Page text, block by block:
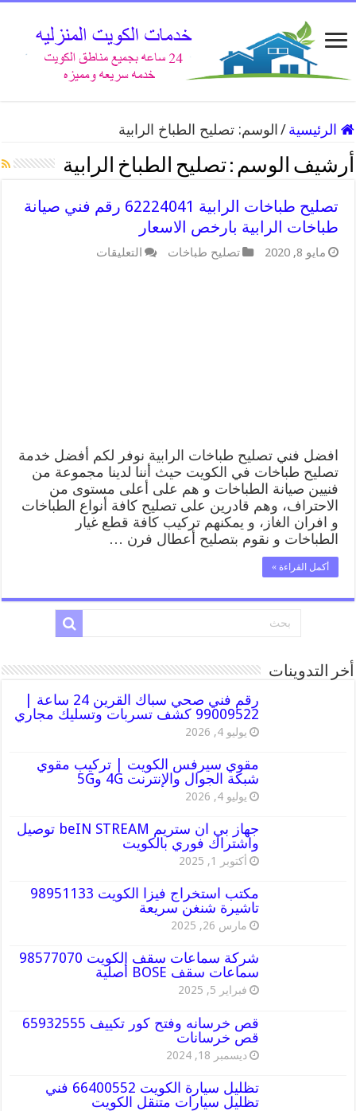
الرئيسية / الوسم:تصليح الطباخ الرابية
أرشيف الوسم :تصليح الطباخ الرابية
تصليح طباخات الرابية 62224041 رقم فني صيانة
طباخات الرابية بارخص الاسعار
مايو 8, 2020 تصليح طباخات التعليقات
افضل فني تصليح طباخات الرابية نوفر لكم أفضل خدمة
تصليح طباخات في الكويت حيث أننا لدينا مجموعة من
فنيين صيانة الطباخات و هم على أعلى مستوى من
الاحتراف، وهم قادرين على تصليح كافة أنواع الطباخات
و افران الغاز، و يمكنهم تركيب كافة قطع غيار
الطباخات و نقوم بتصليح أعطال فرن …
أكمل القراءة »
أخر التدوينات
رقم فني صحي سباك القرين 24 ساعة |
99009522 كشف تسربات وتسليك مجاري
يوليو 4, 2026
مقوي سيرفس الكويت | تركيب مقوي
شبكة الجوال والإنترنت 4G و5G
يوليو 4, 2026
جهاز بي ان ستريم beIN STREAM توصيل
واشتراك فوري بالكويت
أكتوبر 1, 2025
مكتب استخراج فيزا الكويت 98951133
تاشيرة شنغن سريعة
مارس 26, 2025
شركة سماعات سقف الكويت 98577070
سماعات سقف BOSE أصلية
فبراير 5, 2025
قص خرسانه وفتح كور تكييف 65932555
قص خرسانات
ديسمبر 18, 2024
تظليل سيارة الكويت 66400552 فني
تظليل سيارات متنقل الكويت